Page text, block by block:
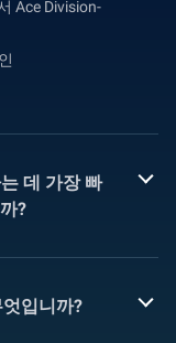
Ace Division-
데 가장 빠
?
입니까?